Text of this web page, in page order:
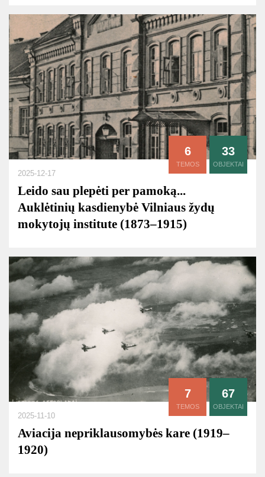
6
TEMOS
33
OBJEKTAI
2025-12-17
Leido sau plepėti per pamoką...
Auklėtinių kasdienybė Vilniaus žydų
mokytojų institute (1873–1915)
7
TEMOS
67
OBJEKTAI
2025-11-10
Aviacija nepriklausomybės kare (1919–
1920)